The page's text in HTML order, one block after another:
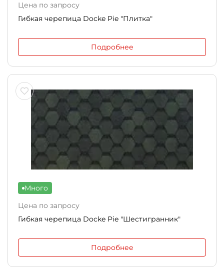
Цена по запросу
Гибкая черепица Docke Pie "Плитка"
Подробнее
Много
Цена по запросу
Гибкая черепица Docke Pie "Шестигранник"
Подробнее